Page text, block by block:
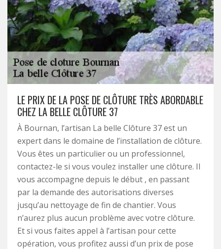
LE PRIX DE LA POSE DE CLÔTURE TRÈS ABORDABLE
CHEZ LA BELLE CLÔTURE 37
À Bournan, l’artisan La belle Clôture 37 est un
expert dans le domaine de l’installation de clôture.
Vous êtes un particulier ou un professionnel,
contactez-le si vous voulez installer une clôture. Il
vous accompagne depuis le début , en passant
par la demande des autorisations diverses
jusqu’au nettoyage de fin de chantier. Vous
n’aurez plus aucun problème avec votre clôture.
Et si vous faites appel à l’artisan pour cette
opération, vous profitez aussi d’un prix de pose